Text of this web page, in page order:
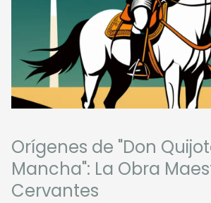
Orígenes de "Don
Mancha": La Obra
Cervantes